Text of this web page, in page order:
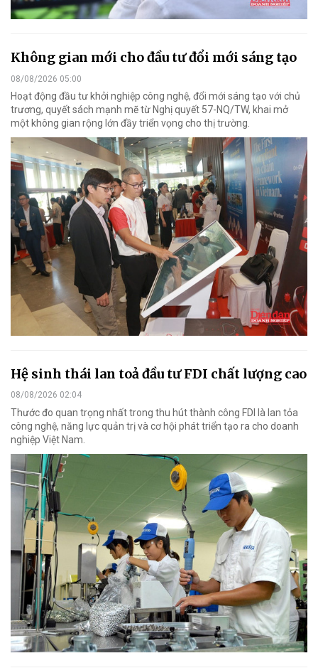
Không gian mới cho đầu tư đổi mới sáng tạo
08/08/2026 05:00
Hoạt động đầu tư khởi nghiệp công nghệ, đổi mới sáng tạo với chủ
trương, quyết sách mạnh mẽ từ Nghị quyết 57-NQ/TW, khai mở
một không gian rộng lớn đầy triển vọng cho thị trường.
Hệ sinh thái lan toả đầu tư FDI chất lượng cao
08/08/2026 02:04
Thước đo quan trọng nhất trong thu hút thành công FDI là lan tỏa
công nghệ, năng lực quản trị và cơ hội phát triển tạo ra cho doanh
nghiệp Việt Nam.